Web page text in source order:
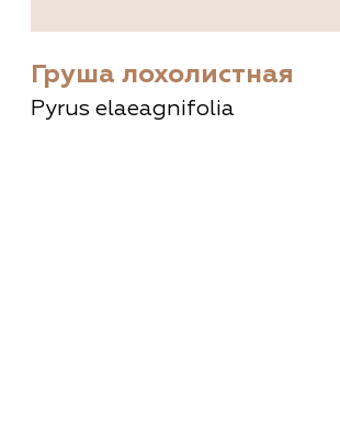
Груша лохолистная
Pyrus elaeagnifolia